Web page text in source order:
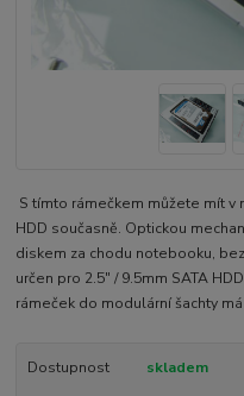
S tímto rámečkem můžete mít v
HDD současně. Optickou
diskem za chodu notebooku,
určen pro 2.5" / 9.5mm SATA
rámeček do modulární šachty
Dostupnost skladem